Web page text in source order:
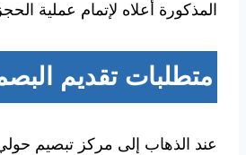
المذكورة أعلاه لإتمام عملية
متطلبات تقديم
عند الذهاب إلى مركز تبصيم